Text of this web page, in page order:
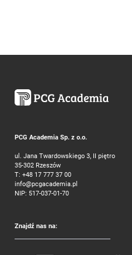
PCG Academia Sp. z o.o.
ul. Jana Twardowskiego 3, II piętro
35-302 Rzeszów
T: +48 17 777 37 00
info@pcgacademia.pl
NIP: 517-037-01-70
Znajdź nas na: